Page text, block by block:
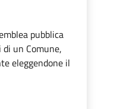
pubblica
un Comune,
eleggendone il